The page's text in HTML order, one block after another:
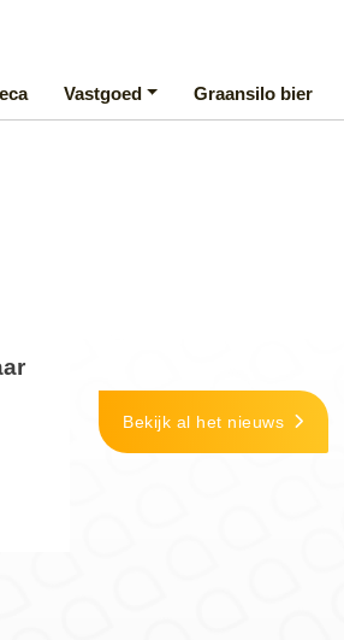
Vastgoed Graansilo bier
Bekijk al het nieuws